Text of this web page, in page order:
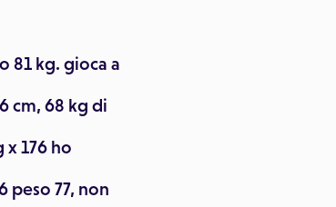
81 kg. gioca a
cm, 68 kg di
x 176 ho
peso 77, non